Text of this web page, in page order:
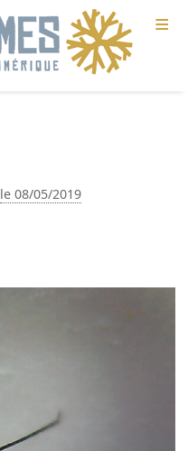
≡
le 08/05/2019